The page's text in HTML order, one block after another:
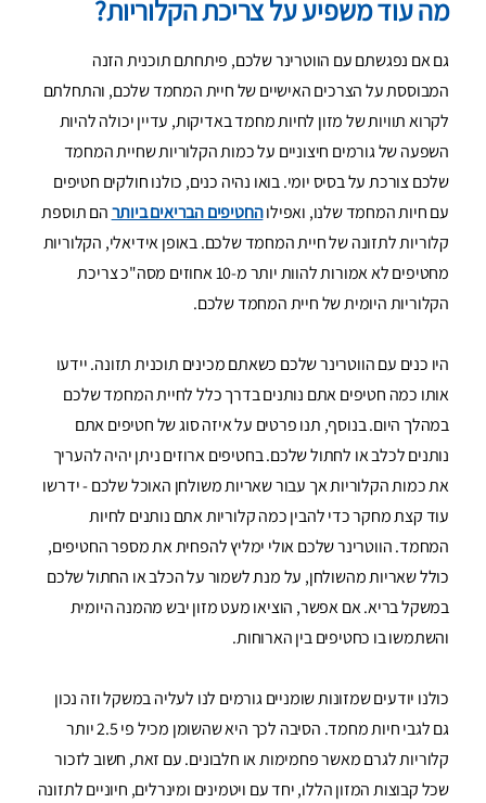
מה עוד משפיע על צריכת הקלוריות?
גם אם נפגשתם עם הווטרינר שלכם, פיתחתם תוכנית הזנה
המבוססת על הצרכים האישיים של חיית המחמד שלכם, והתחלתם
לקרוא תוויות של מזון לחיות מחמד באדיקות, עדיין יכולה להיות
השפעה של גורמים חיצוניים על כמות הקלוריות שחיית המחמד
שלכם צורכת על בסיס יומי. בואו נהיה כנים, כולנו חולקים חטיפים
עם חיות המחמד שלנו, ואפילוהחטיפים הבריאים ביותרהם תוספת
קלוריות לתזונה של חיית המחמד שלכם. באופן אידיאלי, הקלוריות
מחטיפים לא אמורות להוות יותר מ-10 אחוזים מסה"כ צריכת
הקלוריות היומית של חיית המחמד שלכם.
היו כנים עם הווטרינר שלכם כשאתם מכינים תוכנית תזונה. יידעו
אותו כמה חטיפים אתם נותנים בדרך כלל לחיית המחמד שלכם
במהלך היום. בנוסף, תנו פרטים על איזה סוג של חטיפים אתם
נותנים לכלב או לחתול שלכם. בחטיפים ארוזים ניתן יהיה להעריך
את כמות הקלוריות אך עבור שאריות משולחן האוכל שלכם - ידרשו
עוד קצת מחקר כדי להבין כמה קלוריות אתם נותנים לחיות
המחמד. הווטרינר שלכם אולי ימליץ ​​להפחית את מספר החטיפים,
כולל שאריות מהשולחן, על מנת לשמור על הכלב או החתול שלכם
במשקל בריא. אם אפשר, הוציאו מעט מזון יבש מהמנה היומית
והשתמשו בו כחטיפים בין הארוחות.
כולנו יודעים שמזונות שומניים גורמים לנו לעליה במשקל וזה נכון
גם לגבי חיות מחמד. הסיבה לכך היא שהשומן מכיל פי 2.5 יותר
קלוריות לגרם מאשר פחמימות או חלבונים. עם זאת, חשוב לזכור
שכל קבוצות המזון הללו, יחד עם ויטמינים ומינרלים, חיוניים לתזונה